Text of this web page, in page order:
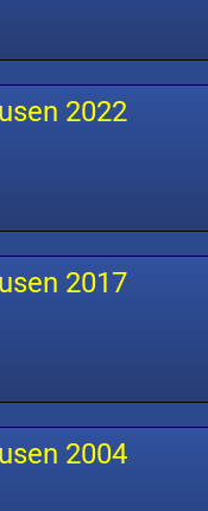
2022
2017
2004